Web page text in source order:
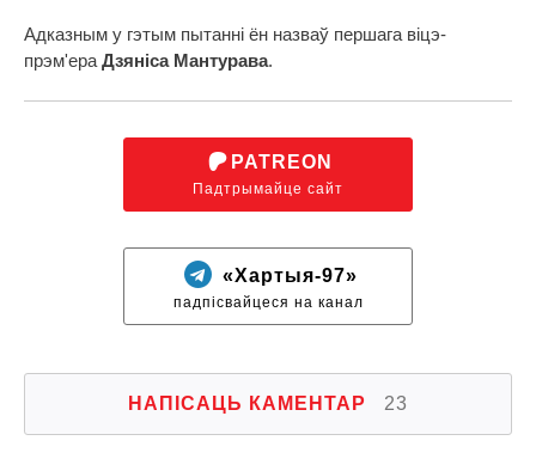
Адказным у гэтым пытанні ён назваў першага віцэ-
прэм'ера Дзяніса Мантурава.
PATREON
Падтрымайце сайт
«Хартыя-97»
падпісвайцеся на канал
НАПІСАЦЬ КАМЕНТАР 23